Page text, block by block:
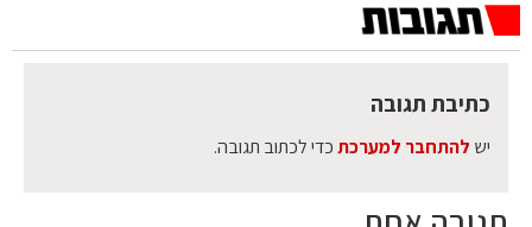
כתיבת תגובה
יש להתחבר למערכתכדי לכתוב תגובה.